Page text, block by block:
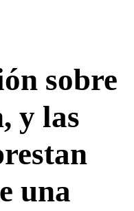
sobre
y las
una